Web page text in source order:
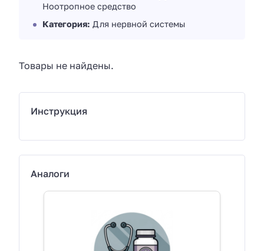
Ноотропное средство
Категория: Для нервной системы
Товары не найдены.
Инструкция
Аналоги